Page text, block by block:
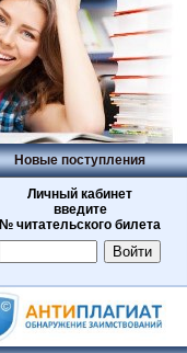
Новые поступления
Личный кабинет
введите
№ читательского билета